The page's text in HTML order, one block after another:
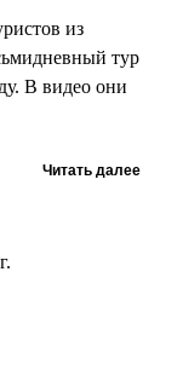
из
тур
В видео они
Читать далее